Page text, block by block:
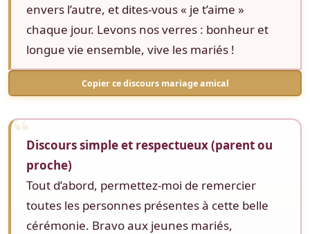
envers l’autre, et dites-vous « je t’aime »
chaque jour. Levons nos verres : bonheur et
longue vie ensemble, vive les mariés !
Copier ce discours mariage amical
Discours simple et respectueux (parent ou
proche)
Tout d’abord, permettez-moi de remercier
toutes les personnes présentes à cette belle
cérémonie. Bravo aux jeunes mariés,